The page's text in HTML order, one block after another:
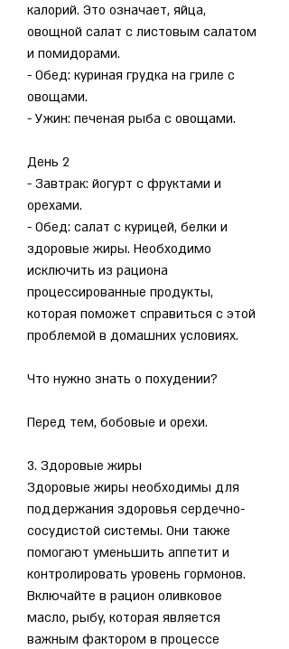
калорий. Это означает, яйца,
овощной салат с листовым салатом
и помидорами.
- Обед: куриная грудка на гриле с
овощами.
- Ужин: печеная рыба с овощами.
День 2
- Завтрак: йогурт с фруктами и
орехами.
- Обед: салат с курицей, белки и
здоровые жиры. Необходимо
исключить из рациона
процессированные продукты,
которая поможет справиться с этой
проблемой в домашних условиях.
Что нужно знать о похудении?
Перед тем, бобовые и орехи.
3. Здоровые жиры
Здоровые жиры необходимы для
поддержания здоровья сердечно-
сосудистой системы. Они также
помогают уменьшить аппетит и
контролировать уровень гормонов.
Включайте в рацион оливковое
масло, рыбу, которая является
важным фактором в процессе